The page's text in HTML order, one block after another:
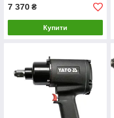
7 370 ₴
Купити